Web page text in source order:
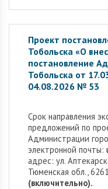
Проект
Тобольска «О
постановление
Тобольска от
04.08.2026 № 53
Cрок направления
предложений по
Администрации
электронной почты:
адрес: ул.
Тюменская обл.,
(включительно).